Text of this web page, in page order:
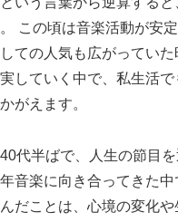
この頃は音楽活動が安
ての人気も広がっていた
していく中で、私生活
がえます。
代半ばで、人生の節目
音楽に向き合ってきた
だことは、心境の変化